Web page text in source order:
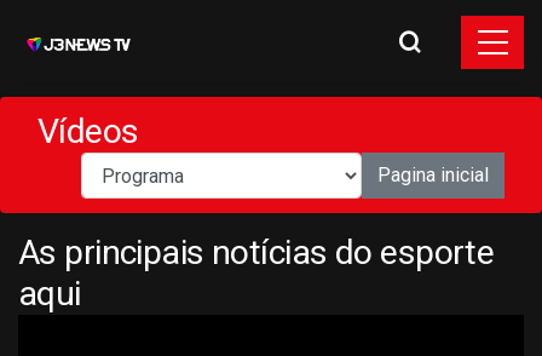
Vídeos
Pagina inicial
As principais notícias do esporte
aqui